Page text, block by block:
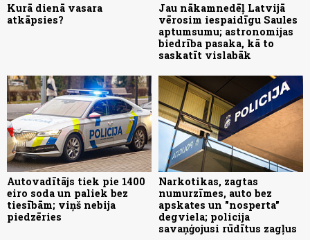
Kurā dienā vasara
atkāpsies?
Jau nākamnedēļ Latvijā
vērosim iespaidīgu Saules
aptumsumu; astronomijas
biedrība pasaka, kā to
saskatīt vislabāk
Autovadītājs tiek pie 1400
eiro soda un paliek bez
tiesībām; viņš nebija
piedzēries
Narkotikas, zagtas
numurzīmes, auto bez
apskates un "nosperta"
degviela; policija
savaņģojusi rūdītus zagļus